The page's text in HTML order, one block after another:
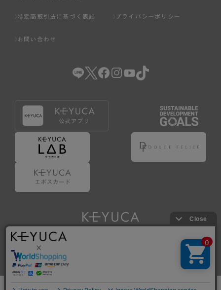
特定商取引法に基づく表記 プライバシーポリシー
お問い合わせ
Copyright © KAWAJUN Co., Ltd. All Rights Reserved.